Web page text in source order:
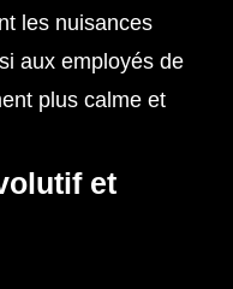
les nuisances
aux employés de
plus calme et
et